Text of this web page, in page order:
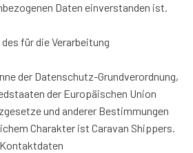
Daten einverstanden ist.
für die Verarbeitung
der Datenschutz-Grundverordnung,
der Europäischen Union
und anderer Bestimmungen
Charakter ist Caravan Shippers.